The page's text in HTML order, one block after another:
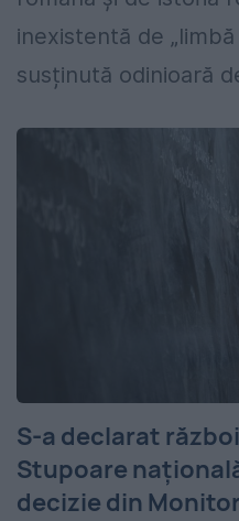
inexistentă de
susținută odinioară
S-a declarat
Stupoare
decizie din